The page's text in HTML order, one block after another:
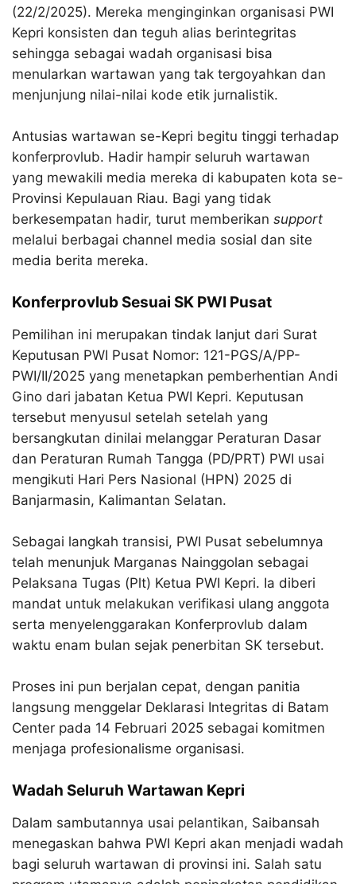
(22/2/2025). Mereka menginginkan organisasi PWI
Kepri konsisten dan teguh alias berintegritas
sehingga sebagai wadah organisasi bisa
menularkan wartawan yang tak tergoyahkan dan
menjunjung nilai-nilai kode etik jurnalistik.
Antusias wartawan se-Kepri begitu tinggi terhadap
konferprovlub. Hadir hampir seluruh wartawan
yang mewakili media mereka di kabupaten kota se-
Provinsi Kepulauan Riau. Bagi yang tidak
berkesempatan hadir, turut memberikan support
melalui berbagai channel media sosial dan site
media berita mereka.
Konferprovlub Sesuai SK PWI Pusat
Pemilihan ini merupakan tindak lanjut dari Surat
Keputusan PWI Pusat Nomor: 121-PGS/A/PP-
PWI/II/2025 yang menetapkan pemberhentian Andi
Gino dari jabatan Ketua PWI Kepri. Keputusan
tersebut menyusul setelah setelah yang
bersangkutan dinilai melanggar Peraturan Dasar
dan Peraturan Rumah Tangga (PD/PRT) PWI usai
mengikuti Hari Pers Nasional (HPN) 2025 di
Banjarmasin, Kalimantan Selatan.
Sebagai langkah transisi, PWI Pusat sebelumnya
telah menunjuk Marganas Nainggolan sebagai
Pelaksana Tugas (Plt) Ketua PWI Kepri. Ia diberi
mandat untuk melakukan verifikasi ulang anggota
serta menyelenggarakan Konferprovlub dalam
waktu enam bulan sejak penerbitan SK tersebut.
Proses ini pun berjalan cepat, dengan panitia
langsung menggelar Deklarasi Integritas di Batam
Center pada 14 Februari 2025 sebagai komitmen
menjaga profesionalisme organisasi.
Wadah Seluruh Wartawan Kepri
Dalam sambutannya usai pelantikan, Saibansah
menegaskan bahwa PWI Kepri akan menjadi wadah
bagi seluruh wartawan di provinsi ini. Salah satu